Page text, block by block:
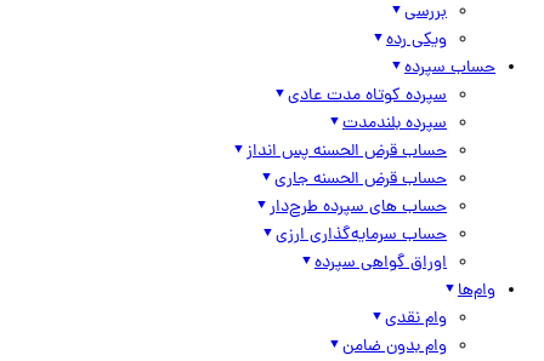
بررسی
ویکی رده
حساب سپرده
سپرده کوتاه مدت عادی
سپرده بلندمدت
حساب قرض الحسنه پس انداز
حساب قرض الحسنه جاری
حساب های سپرده طرح‌دار
حساب سرمایه‌گذاری ارزی
اوراق گواهی سپرده
وام‌ها
وام نقدی
وام بدون ضامن